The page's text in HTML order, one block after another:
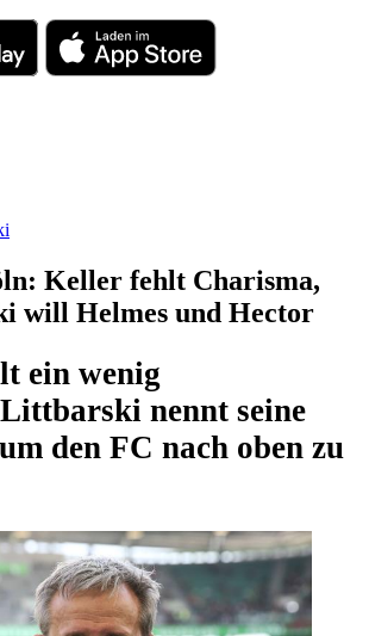
Keller fehlt Charisma,
will Helmes und Hector
ein wenig
Littbarski nennt seine
den FC nach oben zu